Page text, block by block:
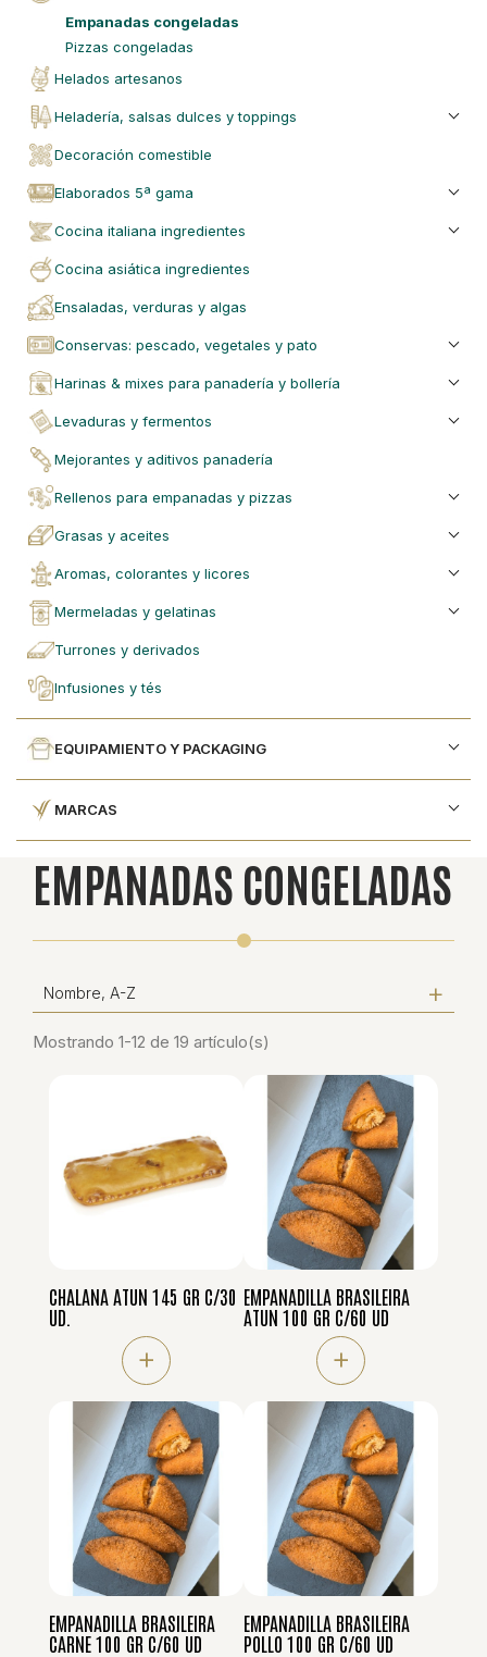
empanadas congeladas
pizzas congeladas
helados artesanos
heladería, salsas dulces y toppings
decoración comestible
elaborados 5ª gama
cocina italiana ingredientes
cocina asiática ingredientes
ensaladas, verduras y algas
conservas: pescado, vegetales y pato
harinas & mixes para panadería y bollería
levaduras y fermentos
mejorantes y aditivos panadería
rellenos para empanadas y pizzas
grasas y aceites
aromas, colorantes y licores
mermeladas y gelatinas
turrones y derivados
infusiones y tés
EQUIPAMIENTO Y PACKAGING
MARCAS
EMPANADAS CONGELADAS
Nombre, A-Z
Mostrando 1-12 de 19 artículo(s)
CHALANA ATUN 145 GR C/30
UD.
+
EMPANADILLA BRASILEIRA
ATUN 100 GR C/60 UD
+
EMPANADILLA BRASILEIRA
CARNE 100 GR C/60 UD
EMPANADILLA BRASILEIRA
POLLO 100 GR C/60 UD